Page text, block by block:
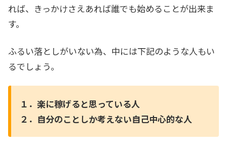
れば、きっかけさえあれば誰でも始めることが出来ま
す。
ふるい落としがいない為、中には下記のような人もい
るでしょう。
１．楽に稼げると思っている人
２．自分のことしか考えない自己中心的な人